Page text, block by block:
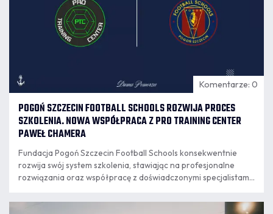
Komentarze: 0
POGOŃ SZCZECIN FOOTBALL SCHOOLS ROZWIJA PROCES
SZKOLENIA. NOWA WSPÓŁPRACA Z PRO TRAINING CENTER
PAWEŁ CHAMERA
Fundacja Pogoń Szczecin Football Schools konsekwentnie
rozwija swój system szkolenia, stawiając na profesjonalne
rozwiązania oraz współpracę z doświadczonymi specjalistami.
współpracy z PRO TRAINING CENTER Paweł Chamera, które